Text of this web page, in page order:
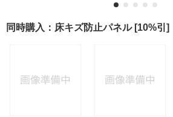
同時購入：床キズ防止パネル [10%引]